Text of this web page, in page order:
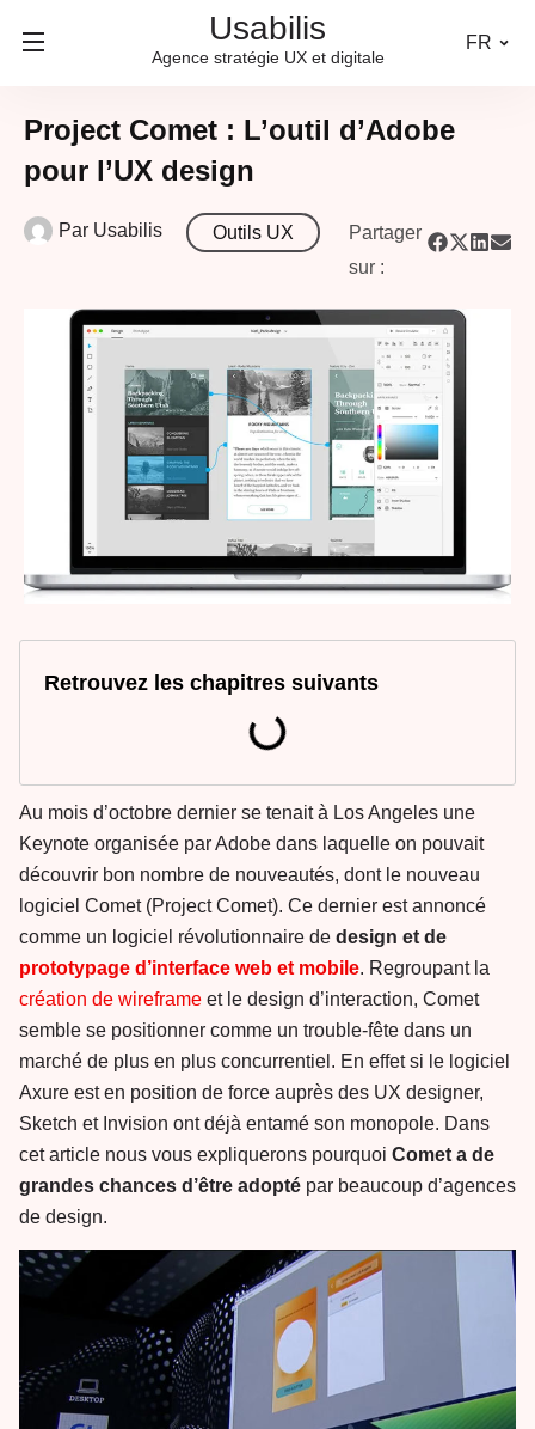
Usabilis
Agence stratégie UX et digitale
FR
Project Comet : L’outil d’Adobe
pour l’UX design
Par Usabilis Outils UX
Partager
sur :
Retrouvez les chapitres suivants
Au mois d’octobre dernier se tenait à Los Angeles une
Keynote organisée par Adobe dans laquelle on pouvait
découvrir bon nombre de nouveautés, dont le nouveau
logiciel Comet (Project Comet). Ce dernier est annoncé
comme un logiciel révolutionnaire de design et de
prototypage d’interface web et mobile. Regroupant la
création de wireframe et le design d’interaction, Comet
semble se positionner comme un trouble-fête dans un
marché de plus en plus concurrentiel. En effet si le logiciel
Axure est en position de force auprès des UX designer,
Sketch et Invision ont déjà entamé son monopole. Dans
cet article nous vous expliquerons pourquoi Comet a de
grandes chances d’être adopté par beaucoup d’agences
de design.